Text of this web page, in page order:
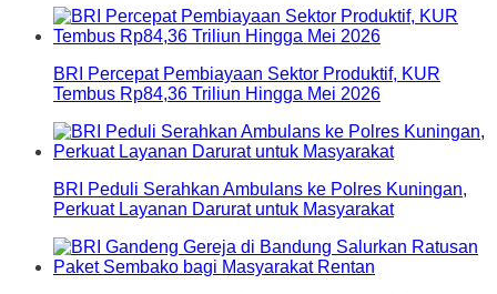
BRI Percepat Pembiayaan Sektor Produktif, KUR
Tembus Rp84,36 Triliun Hingga Mei 2026
BRI Peduli Serahkan Ambulans ke Polres Kuningan,
Perkuat Layanan Darurat untuk Masyarakat